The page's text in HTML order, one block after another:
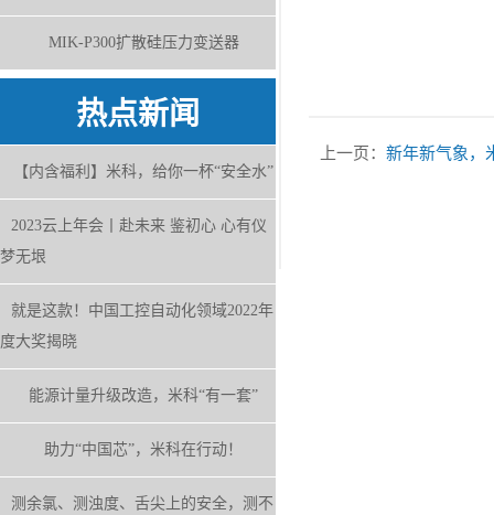
MIK-P300扩散硅压力变送器
热点新闻
【内含福利】米科，给你一杯“安全水”
2023云上年会丨赴未来 鉴初心 心有仪
梦无垠
就是这款！中国工控自动化领域2022年
度大奖揭晓
能源计量升级改造，米科“有一套”
助力“中国芯”，米科在行动！
测余氯、测浊度、舌尖上的安全，测不
上一页： 新年新气象，